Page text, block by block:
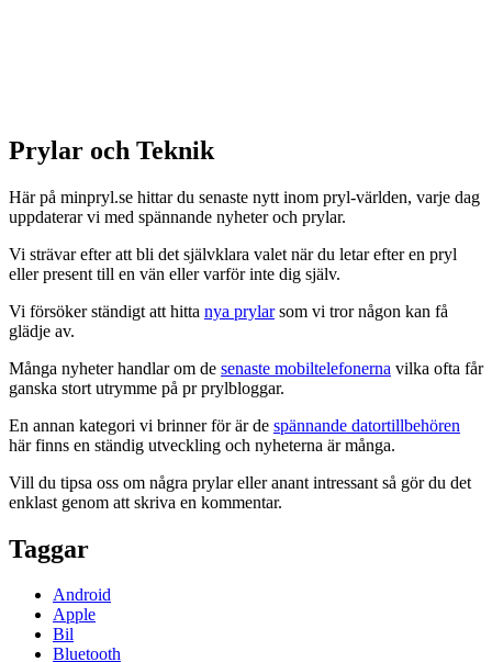
Prylar och Teknik
Här på minpryl.se hittar du senaste nytt inom pryl-världen, varje dag
uppdaterar vi med spännande nyheter och prylar.
Vi strävar efter att bli det självklara valet när du letar efter en pryl
eller present till en vän eller varför inte dig själv.
Vi försöker ständigt att hitta nya prylarsom vi tror någon kan få
glädje av.
Många nyheter handlar om de senaste mobiltelefonerna vilka ofta får
ganska stort utrymme på pr prylbloggar.
En annan kategori vi brinner för är de spännande datortillbehören
här finns en ständig utveckling och nyheterna är många.
Vill du tipsa oss om några prylar eller anant intressant så gör du det
enklast genom att skriva en kommentar.
Taggar
Android
Apple
Bil
Bluetooth